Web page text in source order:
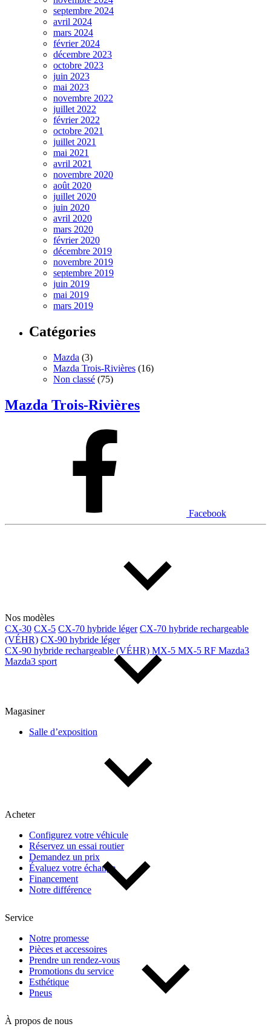
septembre 2024
avril 2024
mars 2024
février 2024
décembre 2023
octobre 2023
juin 2023
mai 2023
novembre 2022
juillet 2022
février 2022
octobre 2021
juillet 2021
mai 2021
avril 2021
novembre 2020
août 2020
juillet 2020
juin 2020
avril 2020
mars 2020
février 2020
décembre 2019
novembre 2019
septembre 2019
juin 2019
mai 2019
mars 2019
Catégories
Mazda (3)
Mazda Trois-Rivières (16)
Non classé (75)
Mazda Trois-Rivières
Facebook
Nos modèles
CX-30 CX-5 CX-70 hybride léger CX-70 hybride rechargeable
(VÉHR) CX-90 hybride léger
CX-90 hybride rechargeable (VÉHR) MX-5 MX-5 RF Mazda3
Mazda3 sport
Magasiner
Salle d’exposition
Acheter
Configurez votre véhicule
Réservez un essai routier
Demandez un prix
Évaluez votre échange
Financement
Notre différence
Service
Notre promesse
Pièces et accessoires
Prendre un rendez-vous
Promotions du service
Esthétique
Pneus
À propos de nous